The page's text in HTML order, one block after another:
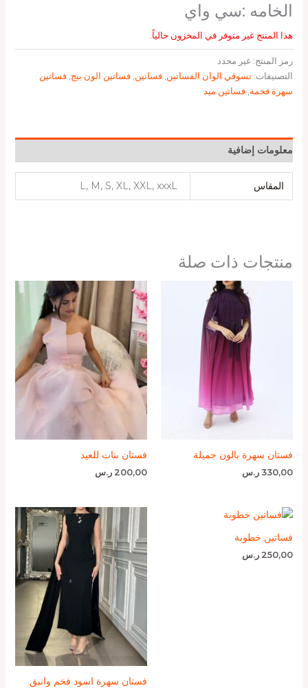
الخامه :سي واي
هذا المنتج غير متوفر في المخزون حالياً.
رمز المنتج: غير محدد
التصنيفات: تسوقي الوان الفساتين فساتين فساتين الون بيج فساتين
سهرة فخمة فساتين ميد
معلومات إضافية
المقاس L, M, S, XL, XXL, xxxL
منتجات ذات صلة
فستان سهرة بالون جميلة
330,00 ر.س
فستان بنات للعيد
200,00 ر.س
فساتين خطوبة
250,00 ر.س
فستان سهرة اسود فخم وانيق